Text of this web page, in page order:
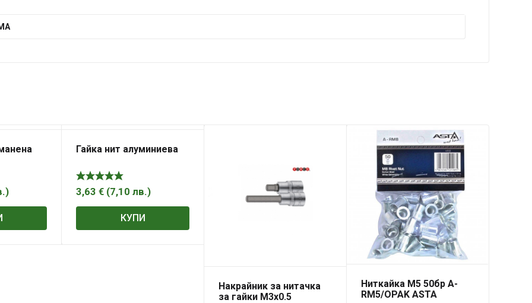
)
Гайка нит алуминиева
3,63€ (7,10лв.)
КУПИ
Накрайник за нитачка
за гайки M3x0.5
Ниткайка М5 50бр A-
RM5/OPAK ASTA